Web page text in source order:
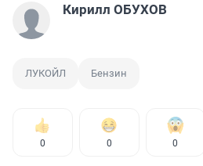
Кирилл ОБУХОВ
ЛУКОЙЛ Бензин
0 0 0